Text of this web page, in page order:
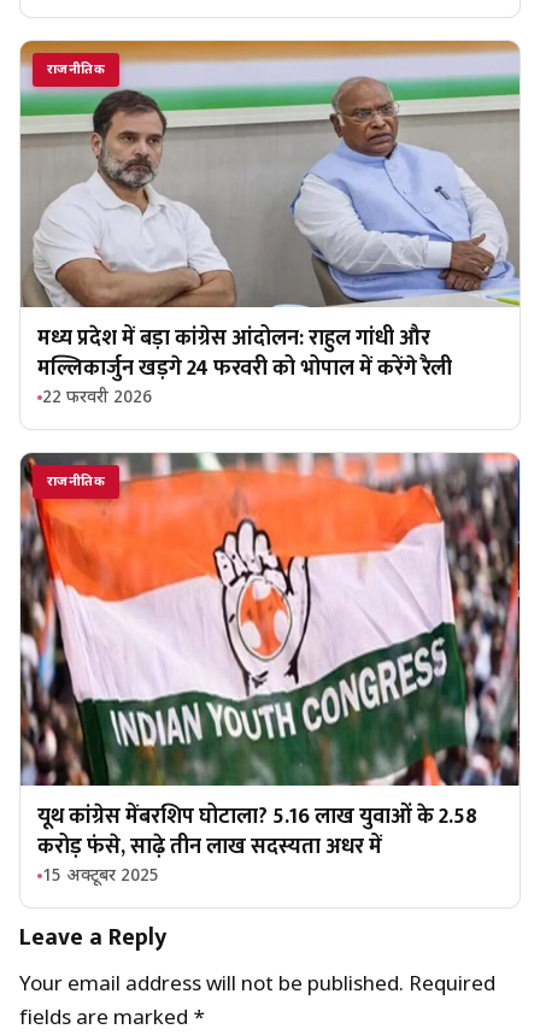
राजनीतिक
मध्य प्रदेश में बड़ा कांग्रेस आंदोलन: राहुल गांधी और
मल्लिकार्जुन खड़गे 24 फरवरी को भोपाल में करेंगे रैली
22 फरवरी 2026
राजनीतिक
यूथ कांग्रेस मेंबरशिप घोटाला? 5.16 लाख युवाओं के 2.58
करोड़ फंसे, साढ़े तीन लाख सदस्यता अधर में
15 अक्टूबर 2025
Leave a Reply
Your email address will not be published. Required
fields are marked *